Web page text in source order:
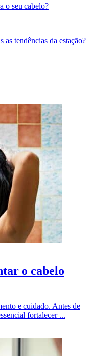
o seu cabelo?
tendências da estação?
o cabelo
e cuidado. Antes de
fortalecer ...